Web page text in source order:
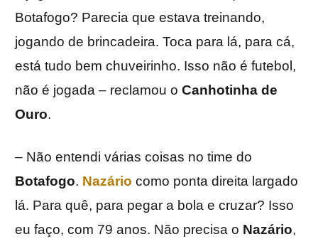
Botafogo? Parecia que estava treinando,
jogando de brincadeira. Toca para lá, para cá,
está tudo bem chuveirinho. Isso não é futebol,
não é jogada – reclamou o Canhotinha de
Ouro.
– Não entendi várias coisas no time do
Botafogo. Nazário como ponta direita largado
lá. Para quê, para pegar a bola e cruzar? Isso
eu faço, com 79 anos. Não precisa o Nazário,